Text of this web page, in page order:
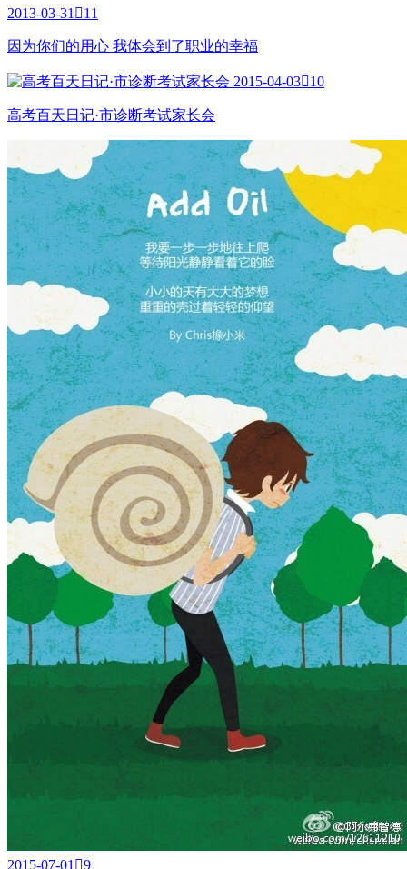
2013-03-31 11
因为你们的用心 我体会到了职业的幸福
2015-04-0310
高考百天日记·市诊断考试家长会
2015-07-01 9